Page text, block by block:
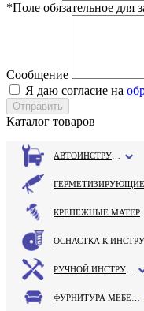
*Поле обязательное для
Сообщение
Я даю согласие на
Каталог товаров